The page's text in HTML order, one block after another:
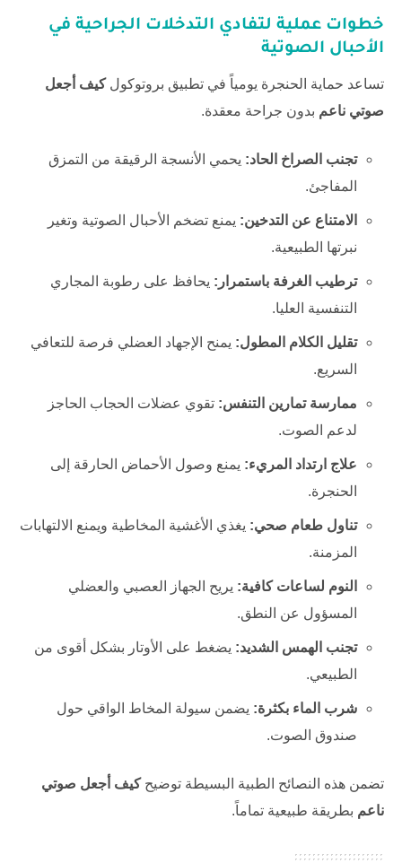
خطوات عملية لتفادي التدخلات الجراحية في
الأحبال الصوتية
تساعد حماية الحنجرة يومياً في تطبيق بروتوكولكيف أجعل
صوتي ناعم بدون جراحة معقدة.
تجنب الصراخ الحاد: يحمي الأنسجة الرقيقة من التمزق
المفاجئ.
الامتناع عن التدخين: يمنع تضخم الأحبال الصوتية وتغير
نبرتها الطبيعية.
ترطيب الغرفة باستمرار: يحافظ على رطوبة المجاري
التنفسية العليا.
تقليل الكلام المطول: يمنح الإجهاد العضلي فرصة للتعافي
السريع.
ممارسة تمارين التنفس: تقوي عضلات الحجاب الحاجز
لدعم الصوت.
علاج ارتداد المريء: يمنع وصول الأحماض الحارقة إلى
الحنجرة.
تناول طعام صحي: يغذي الأغشية المخاطية ويمنع الالتهابات
المزمنة.
النوم لساعات كافية: يريح الجهاز العصبي والعضلي
المسؤول عن النطق.
تجنب الهمس الشديد: يضغط على الأوتار بشكل أقوى من
الطبيعي.
شرب الماء بكثرة: يضمن سيولة المخاط الواقي حول
صندوق الصوت.
تضمن هذه النصائح الطبية البسيطة توضيحكيف أجعل صوتي
ناعم بطريقة طبيعية تماماً.